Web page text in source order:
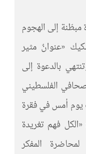
مبطّنة إلى الهجوم
«عنوانٌ مثير
بالدعوة إلى
الفلسطيني
أمس في فقرة
فهم تغريدة
لمحاضرة المفكر